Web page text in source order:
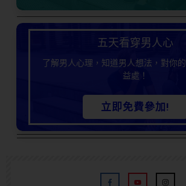
五天看穿男人心
了解男人心理，知道男人想法，對你
益處！
立即免費參加!